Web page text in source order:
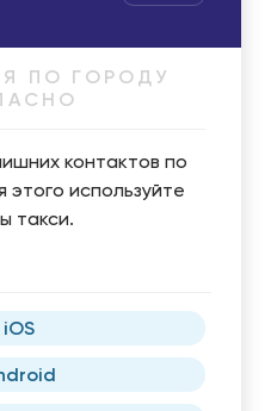
ПО ГОРОДУ
контактов по
этого используйте
такси.
iOS